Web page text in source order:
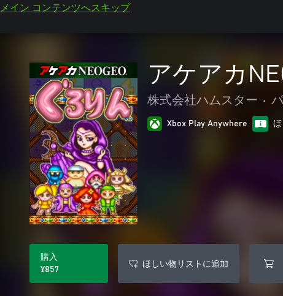
メイン コンテンツへスキップ
アケアカ
株式会社ハムスター •
Xbox Play Anywhere ほ
購入
¥857
ほしい物リストに追加